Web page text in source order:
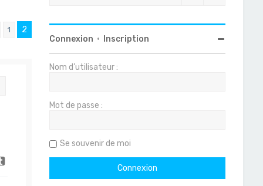
Précédent
1 2
Connexion • Inscription
Nom d’utilisateur :
Mot de passe :
Se souvenir de moi